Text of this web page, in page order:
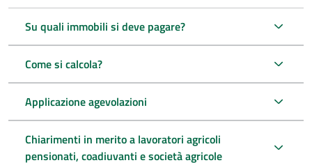
Su quali immobili si deve pagare?
Come si calcola?
Applicazione agevolazioni
Chiarimenti in merito a lavoratori agricoli
pensionati, coadiuvanti e società agricole